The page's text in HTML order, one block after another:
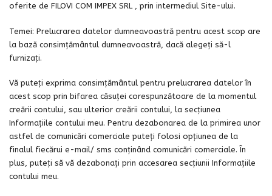
oferite de FILOVI COM IMPEX SRL , prin intermediul Site-ului.
Temei: Prelucrarea datelor dumneavoastră pentru acest scop are
la bază consimțământul dumneavoastră, dacă alegeți să-l
furnizați.
Vă puteți exprima consimțământul pentru prelucrarea datelor în
acest scop prin bifarea căsuței corespunzătoare de la momentul
creării contului, sau ulterior creării contului, la secțiunea
Informațiile contului meu. Pentru dezabonarea de la primirea unor
astfel de comunicări comerciale puteți folosi opţiunea de la
finalul fiecărui e-mail/ sms conţinând comunicări comerciale. În
plus, puteți să vă dezabonați prin accesarea secțiunii Informațiile
contului meu.